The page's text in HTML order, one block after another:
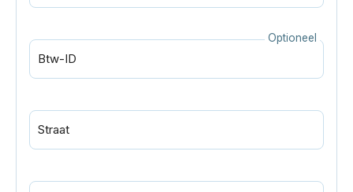
Btw-ID
Optioneel
Straat